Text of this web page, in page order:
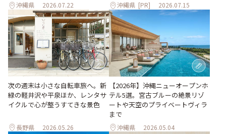
沖縄県 2026.07.22 沖縄県 [PR] 2026.07.15
次の週末は小さな自転車旅へ。新
緑の軽井沢や平泉ほか、レンタサ
イクルで心が整うすてきな景色
長野県 2026.05.26
【2026年】沖縄ニューオープンホ
テル5選。宮古ブルーの絶景リゾ
ートや天空のプライベートヴィラ
まで
沖縄県 2026.05.04